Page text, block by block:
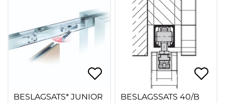
BESLAGSATS* JUNIOR
BESLAGSSATS 40/B